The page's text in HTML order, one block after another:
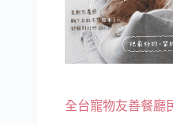
全台寵物友善餐廳